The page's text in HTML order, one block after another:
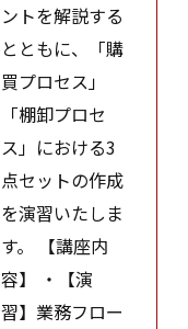
ントを解説する
とともに、「購
買プロセス」
「棚卸プロセ
ス」における3
点セットの作成
を演習いたしま
す。 【講座内
容】 ・【演
習】業務フロー